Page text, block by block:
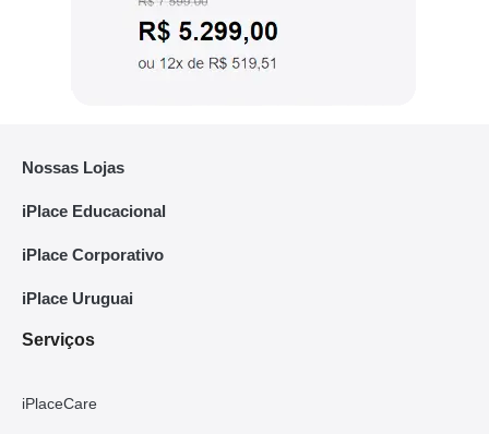
Nossas Lojas
iPlace Educacional
iPlace Corporativo
iPlace Uruguai
Serviços
iPlaceCare